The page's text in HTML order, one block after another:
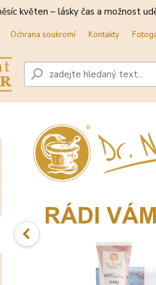
květen – lásky čas a možnost
Ochrana soukromí Kontakty